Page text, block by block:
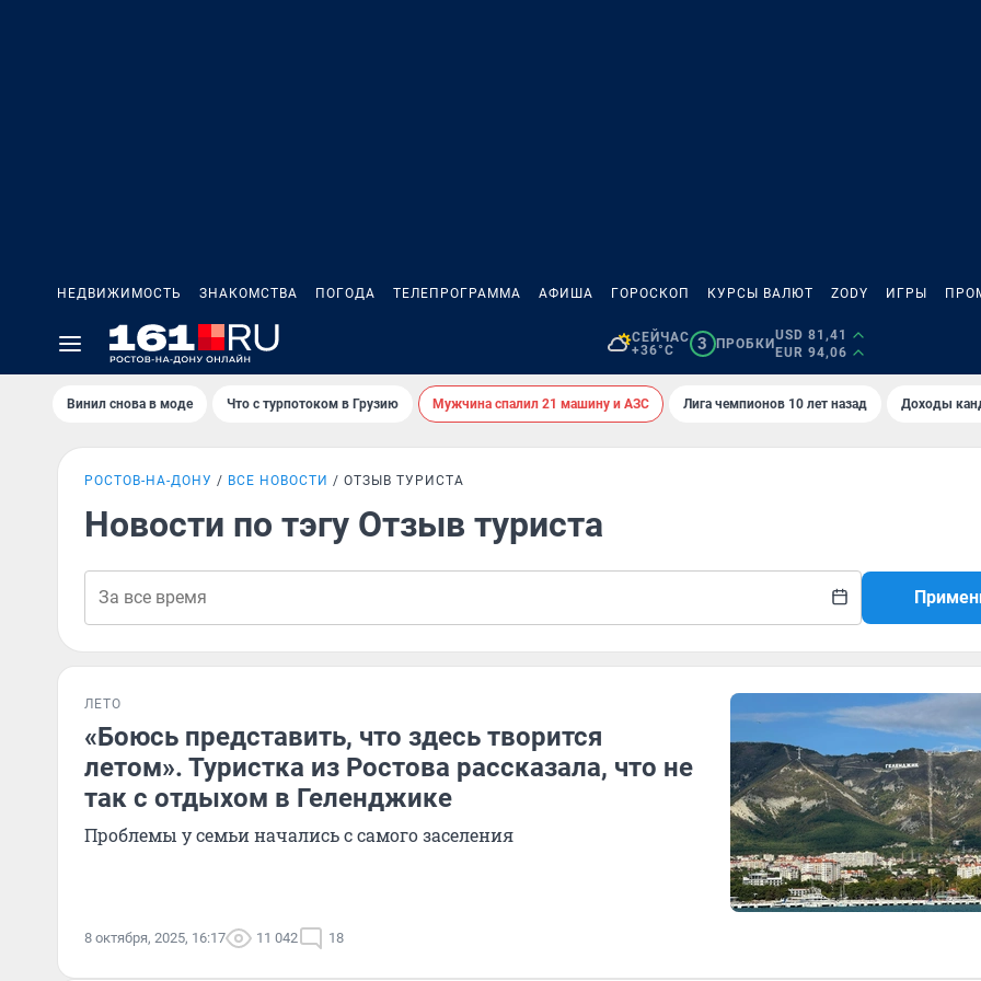
НЕДВИЖИМОСТЬ ЗНАКОМСТВА ПОГОДА ТЕЛЕПРОГРАММА АФИША ГОРОСКОП КУРСЫ ВАЛЮТ ZODY ИГРЫ
СЕЙЧАС
+36°C
3 ПРОБКИ
USD 81,41
EUR 94,06
Винил снова в моде Что с турпотоком в Грузию Мужчина спалил 21 машину и АЗС Лига чемпионов 10 лет назад Доходы
РОСТОВ-НА-ДОНУ ВСЕ НОВОСТИ ОТЗЫВ ТУРИСТА
Новости по тэгу Отзыв туриста
ЛЕТО
«Боюсь представить, что здесь творится
летом». Туристка из Ростова рассказала, что не
так с от­ды­хом в Геленджике
Проблемы у семьи начались с самого заселения
8 октября, 2025, 16:17 11 042 18